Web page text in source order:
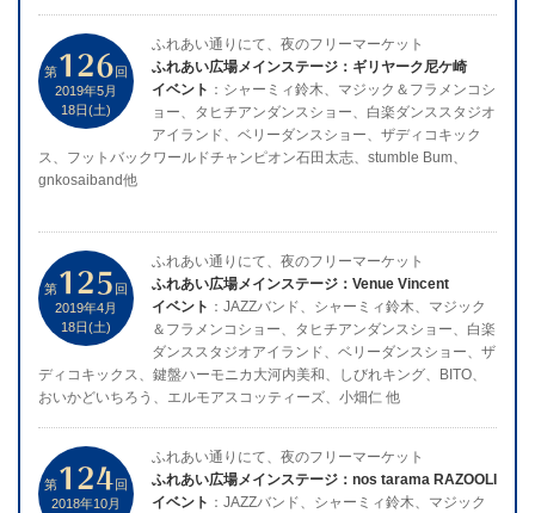
第126回
2019年5月
18日(土)
ふれあい通りにて、夜のフリーマーケット
ふれあい広場メインステージ：ギリヤーク尼ケ崎
イベント ：シャーミィ鈴木、マジック＆フラメンコシ
ョー、タヒチアンダンスショー、白楽ダンススタジオ
アイランド、ベリーダンスショー、ザディコキック
ス、フットバックワールドチャンピオン石田太志、stumble Bum、
gnkosaiband他
第125 回
2019年4月
18日(土)
ふれあい通りにて、夜のフリーマーケット
ふれあい広場メインステージ：Venue Vincent
イベント ：JAZZバンド、シャーミィ鈴木、マジック
＆フラメンコショー、タヒチアンダンスショー、白楽
ダンススタジオアイランド、ベリーダンスショー、ザ
ディコキックス、鍵盤ハーモニカ大河内美和、しびれキング、BITO、
おいかどいちろう、エルモアスコッティーズ、小畑仁 他
第124 回
2018年10月
ふれあい通りにて、夜のフリーマーケット
ふれあい広場メインステージ：nos tarama RAZOOLI
イベント ：JAZZバンド、シャーミィ鈴木、マジック